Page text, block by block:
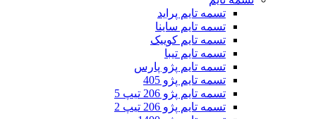
تسمه تایم پراید
تسمه تایم ساینا
تسمه تایم کوییک
تسمه تایم تیبا
تسمه تایم پژو پارس
تسمه تایم پژو 405
تسمه تایم پژو 206 تیپ 5
تسمه تایم پژو 206 تیپ 2